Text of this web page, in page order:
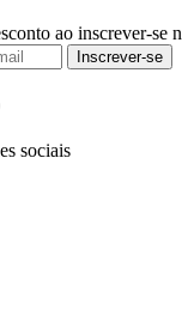
ao inscrever-se
Inscrever-se
sociais